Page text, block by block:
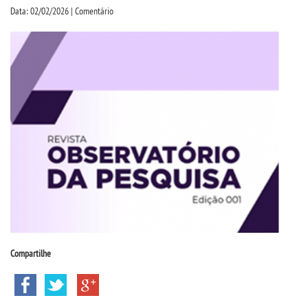
PROUNI
BACHARELADOS
LICENCIATURAS
VESTIBULAR
INSCREVA-SE
Data: 02/02/2026 | Comentário
Compartilhe